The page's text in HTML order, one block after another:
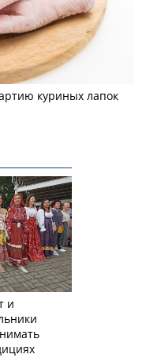
куриных лапок
и